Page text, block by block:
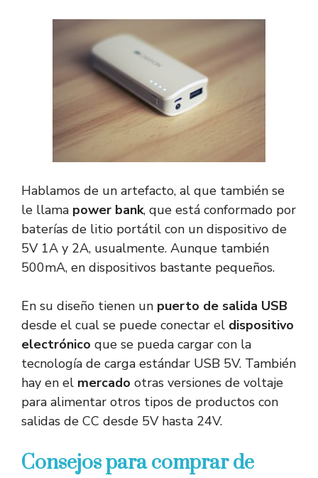
Hablamos de un artefacto, al que también se
le llama power bank, que está conformado por
baterías de litio portátil con un dispositivo de
5V 1A y 2A, usualmente. Aunque también
500mA, en dispositivos bastante pequeños.
En su diseño tienen un puerto de salida USB
desde el cual se puede conectar el dispositivo
electrónico que se pueda cargar con la
tecnología de carga estándar USB 5V. También
hay en el mercado otras versiones de voltaje
para alimentar otros tipos de productos con
salidas de CC desde 5V hasta 24V.
Consejos para comprar de